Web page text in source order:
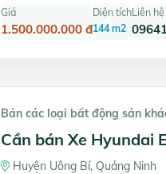
Giá
1.500.000.000 đ
Diện tích
144 m2
Liên hệ
Bán các loại bất động sản
Cần bán Xe Hyundai
Huyện Uông Bí, Quảng Ninh